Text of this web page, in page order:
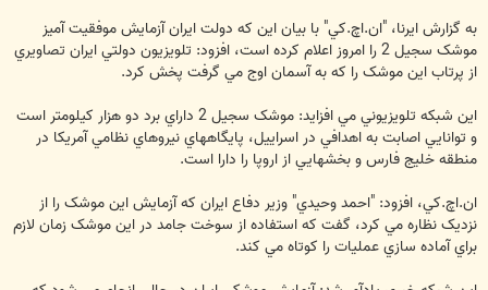
به گزارش ايرنا، "ان.اچ.کي" با بيان اين که دولت ايران آزمايش موفقيت آميز
موشک سجيل 2 را امروز اعلام کرده است، افزود: تلويزيون دولتي ايران تصاويري
از پرتاب اين موشک را که به آسمان اوج مي گرفت پخش کرد.
اين شبکه تلويزيوني مي افزايد: موشک سجيل 2 داراي برد دو هزار کيلومتر است
و توانايي اصابت به اهدافي در اسراييل، پايگاههاي نيروهاي نظامي آمريکا در
منطقه خليج فارس و بخشهايي از اروپا را دارا است.
ان.اچ.کي، افزود: "احمد وحيدي" وزير دفاع ايران که آزمايش اين موشک را از
نزديک نظاره مي کرد، گفت که استفاده از سوخت جامد در اين موشک زمان لازم
براي آماده سازي عمليات را کوتاه مي کند.